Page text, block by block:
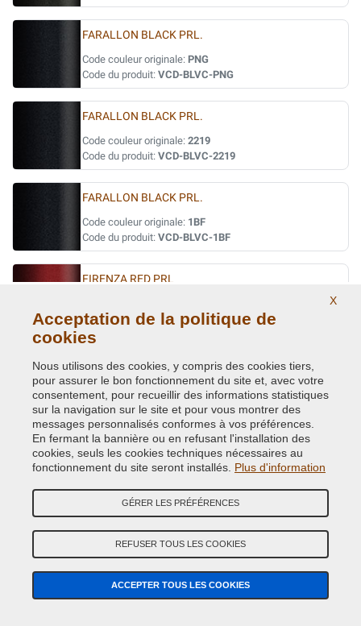
FARALLON BLACK PRL.
Code couleur originale: PNG
Code du produit: VCD-BLVC-PNG
FARALLON BLACK PRL.
Code couleur originale: 2219
Code du produit: VCD-BLVC-2219
FARALLON BLACK PRL.
Code couleur originale: 1BF
Code du produit: VCD-BLVC-1BF
FIRENZA RED PRL
Code du produit:
VCD-BLVC-1AF
FIRENZE RED MET.
Code couleur originale:868
Code du produit:VCD-BLVC-868
GALWAY GREEN MET. (L.R.)
Code couleur originale: 821
Code couleur originale: 734
X
Acceptation de la politique de
cookies
Nous utilisons des cookies, y compris des cookies tiers,
pour assurer le bon fonctionnement du site et, avec votre
consentement, pour recueillir des informations statistiques
sur la navigation sur le site et pour vous montrer des
messages personnalisés conformes à vos préférences.
En fermant la bannière ou en refusant l'installation des
cookies, seuls les cookies techniques nécessaires au
fonctionnement du site seront installés. Plus d'information
GÉRER LES PRÉFÉRENCES
REFUSER TOUS LES COOKIES
ACCEPTER TOUS LES COOKIES